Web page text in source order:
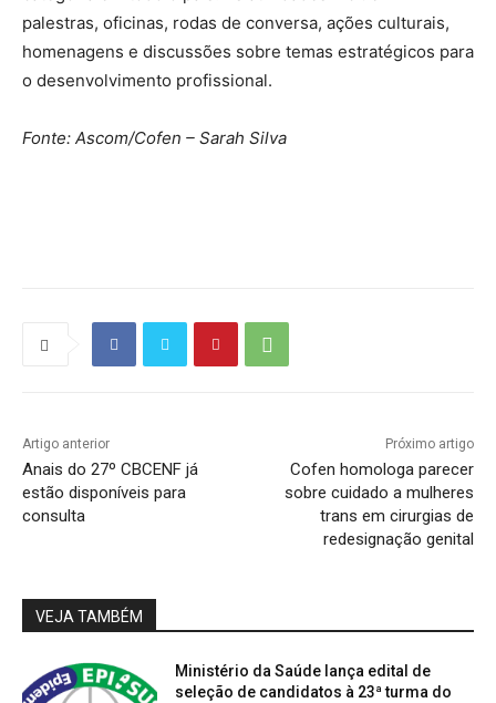
palestras, oficinas, rodas de conversa, ações culturais,
homenagens e discussões sobre temas estratégicos para
o desenvolvimento profissional.
Fonte: Ascom/Cofen – Sarah Silva
Artigo anterior
Anais do 27º CBCENF já
estão disponíveis para
consulta
Próximo artigo
Cofen homologa parecer
sobre cuidado a mulheres
trans em cirurgias de
redesignação genital
VEJA TAMBÉM
Ministério da Saúde lança edital de
seleção de candidatos à 23ª turma do